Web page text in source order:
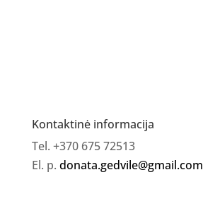
Kontaktinė informacija
Tel. +370 675 72513
El. p. donata.gedvile@gmail.com